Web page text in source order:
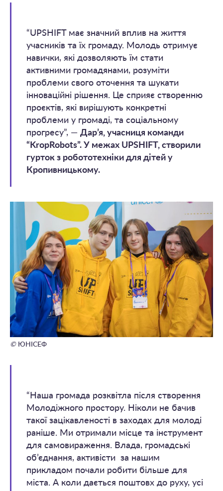
“UPSHIFT має значний вплив на життя
учасників та їх громаду. Молодь отримує
навички, які дозволяють їм стати
активними громадянами, розуміти
проблеми свого оточення та шукати
інноваційні рішення. Це сприяє створенню
проєктів, які вирішують конкретні
проблеми у громаді, та соціальному
прогресу”, — Дар’я, учасниця команди
“KropRobots”. У межах UPSHIFT, створили
гурток з робототехніки для дітей у
Кропивницькому.
© ЮНІСЕФ
“Наша громада розквітла після створення
Молодіжного простору. Ніколи не бачив
такої зацікавленості в заходах для молоді
раніше. Ми отримали місце та інструмент
для самовираження. Влада, громадські
об’єднання, активісти за нашим
прикладом почали робити більше для
міста. А коли дається поштовх до руху, усі